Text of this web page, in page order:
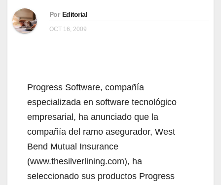
Por Editorial
OCT 16, 2009
Progress Software, compañía
especializada en software tecnológico
empresarial, ha anunciado que la
compañía del ramo asegurador, West
Bend Mutual Insurance
(www.thesilverlining.com), ha
seleccionado sus productos Progress